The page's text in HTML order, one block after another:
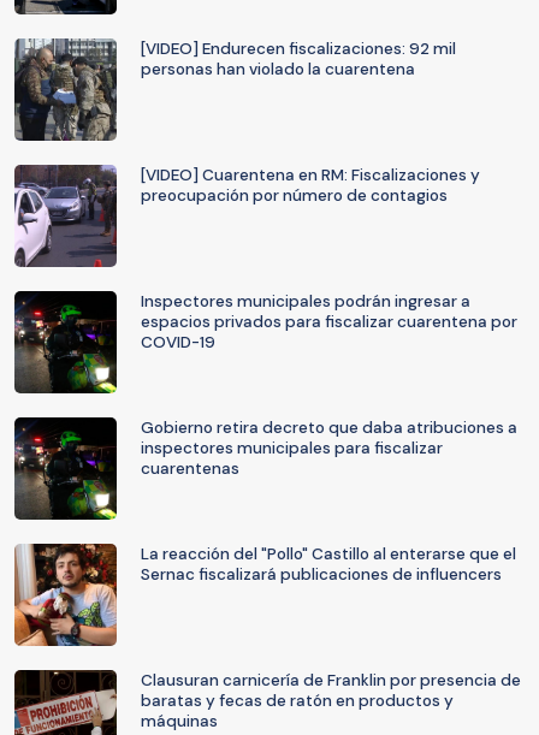
[VIDEO] Endurecen fiscalizaciones: 92 mil
personas han violado la cuarentena
[VIDEO] Cuarentena en RM: Fiscalizaciones y
preocupación por número de contagios
Inspectores municipales podrán ingresar a
espacios privados para fiscalizar cuarentena por
COVID-19
Gobierno retira decreto que daba atribuciones a
inspectores municipales para fiscalizar
cuarentenas
La reacción del "Pollo" Castillo al enterarse que el
Sernac fiscalizará publicaciones de influencers
Clausuran carnicería de Franklin por presencia de
baratas y fecas de ratón en productos y
máquinas